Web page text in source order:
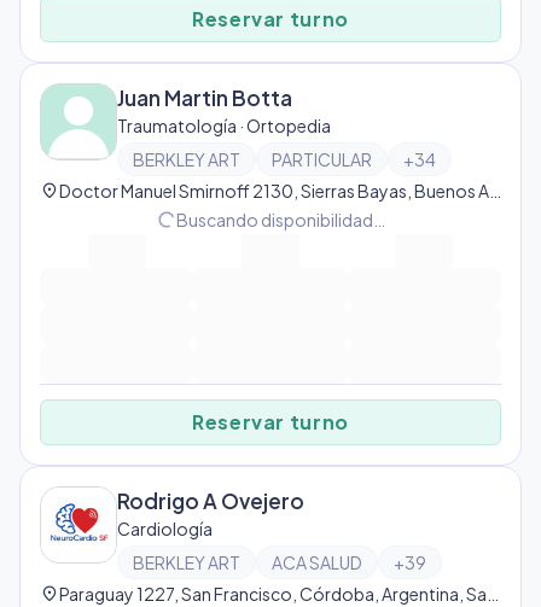
Reservar turno
Juan Martin Botta
Traumatología · Ortopedia
BERKLEY ART
PARTICULAR +34
location_on
progress_activityBuscando disponibilidad…
Reservar turno
Rodrigo A Ovejero
Cardiología
BERKLEY ART
ACA SALUD +39
location_on